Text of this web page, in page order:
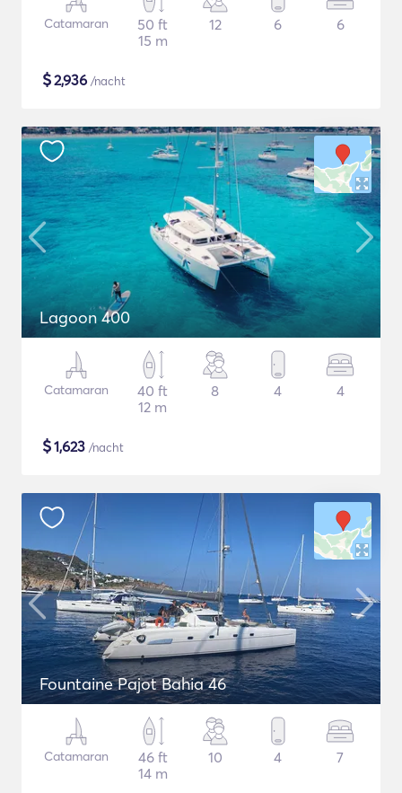
Catamaran
50 ft
15 m
12 6 6
$2,936 /nacht
Lagoon 400
Catamaran
40 ft
12 m
8 4 4
$1,623 /nacht
Fountaine Pajot Bahia 46
Catamaran
46 ft
14 m
10 4 7